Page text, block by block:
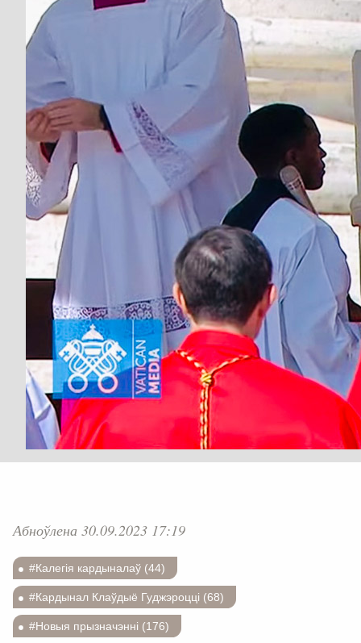
Абноўлена 30.09.2023 17:19
#Калегія кардыналаў (44)
#Кардынал Клаўдыё Гуджэроцці (68)
#Новыя прызначэнні (176)